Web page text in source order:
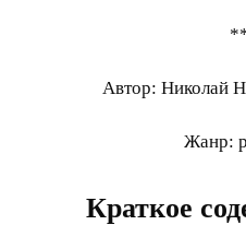
Автор: Николай
Жанр:
Краткое